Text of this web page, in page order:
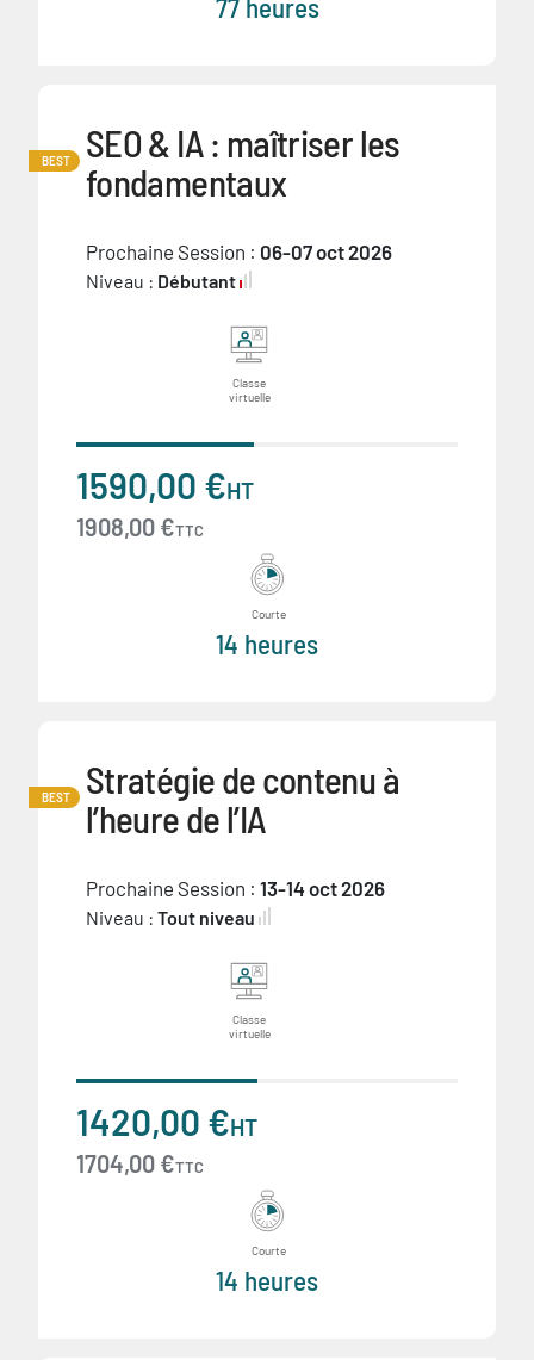
77 heures
BEST
SEO & IA : maîtriser les
fondamentaux
Prochaine Session : 06-07 oct 2026
Niveau : Débutant
Classe
virtuelle
1590,00 €HT
1908,00 €TTC
Courte
14 heures
BEST
Stratégie de contenu à
l’heure de l’IA
Prochaine Session : 13-14 oct 2026
Niveau : Tout niveau
Classe
virtuelle
1420,00 €HT
1704,00 €TTC
Courte
14 heures